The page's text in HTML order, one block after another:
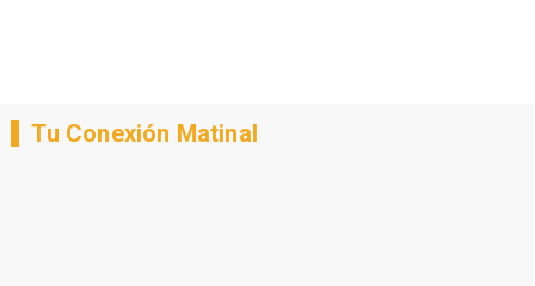
Tu Conexión Matinal